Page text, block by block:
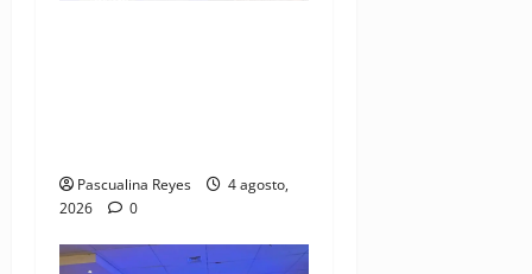
Pascualina Reyes
4 agosto,
2026
0